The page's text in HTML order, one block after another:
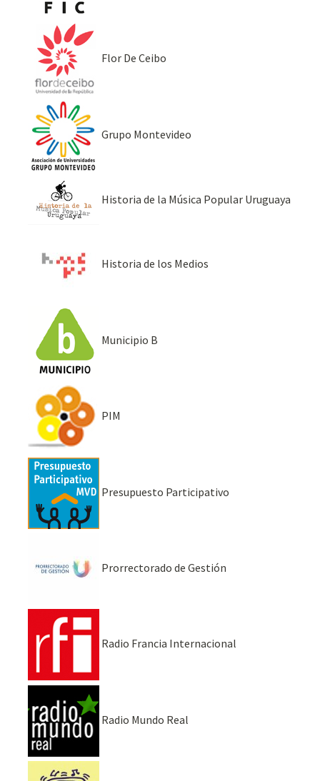
Flor De Ceibo
Grupo Montevideo
Historia de la Música Popular Uruguaya
Historia de los Medios
Municipio B
PIM
Presupuesto Participativo
Prorrectorado de Gestión
Radio Francia Internacional
Radio Mundo Real